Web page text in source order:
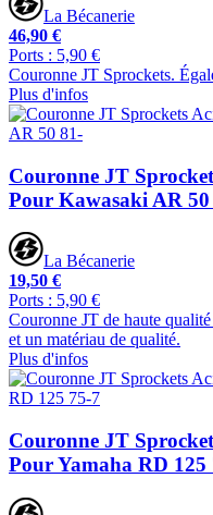
La Bécanerie
46,90 €
Ports : 5,90 €
Couronne JT Sprockets.
Plus d'infos
Couronne JT
Pour Kawasaki AR 50
La Bécanerie
19,50 €
Ports : 5,90 €
Couronne JT de haute
et un matériau de qualité.
Plus d'infos
Couronne JT
Pour Yamaha RD 125